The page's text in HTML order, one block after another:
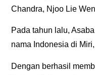
Chandra, Njoo Lie
Pada tahun lalu,
nama Indonesia di
Dengan berhasil